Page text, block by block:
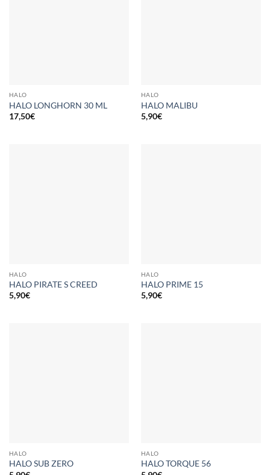
HALO
HALO LONGHORN 30 ML
17,50€
HALO
HALO MALIBU
5,90€
HALO
HALO PIRATE S CREED
5,90€
HALO
HALO PRIME 15
5,90€
HALO
HALO SUB ZERO
HALO
HALO TORQUE 56